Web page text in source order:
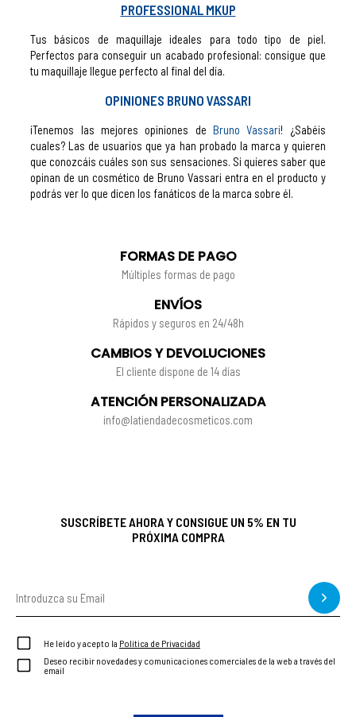
PROFESSIONAL MKUP
Tus básicos de maquillaje ideales para todo tipo de piel.
Perfectos para conseguir un acabado profesional: consigue que
tu maquillaje llegue perfecto al final del día.
OPINIONES BRUNO VASSARI
¡Tenemos las mejores opiniones deBruno Vassari! ¿Sabéis
cuales? Las de usuarios que ya han probado la marca y quieren
que conozcáis cuáles son sus sensaciones. Si quieres saber que
opinan de un cosmético de Bruno Vassari entra en el producto y
podrás ver lo que dicen los fanáticos de la marca sobre él.
FORMAS DE PAGO
Múltiples formas de pago
ENVÍOS
Rápidos y seguros en 24/48h
CAMBIOS Y DEVOLUCIONES
El cliente dispone de 14 días
ATENCIÓN PERSONALIZADA
info@latiendadecosmeticos.com
SUSCRÍBETE AHORA Y CONSIGUE UN 5% EN TU
PRÓXIMA COMPRA
He leído y acepto la Política de Privacidad
Deseo recibir novedades y comunicaciones comerciales de la web a través del
email